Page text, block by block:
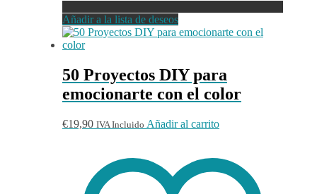
Añadir a la lista de deseos
50 Proyectos DIY para
emocionarte con el color
€19,90 IVA Incluido Añadir al carrito